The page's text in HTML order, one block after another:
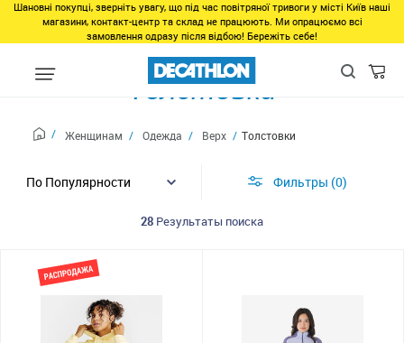
Шановні покупці, зверніть увагу, що під час повітряної тривоги у місті Київ наші
магазини, контакт-центр та склад не працюють. Ми опрацюємо всі
замовлення одразу після відбою! Бережіть себе!
Толстовки
Женщинам Одежда Верх Толстовки
Фильтры 0
28 Результаты поиска